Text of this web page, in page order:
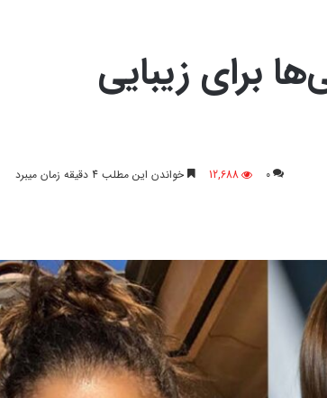
برای زیبایی
0
12,688 خواندن این مطلب 4 دقیقه زمان میبرد